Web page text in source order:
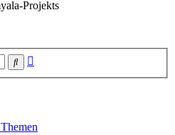
Projekts
Suche